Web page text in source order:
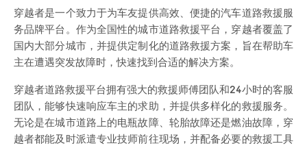
穿越者是一个致力于为车友提供高效、便捷的汽车道路救援服
务品牌平台。作为全国性的城市道路救援平台，穿越者覆盖了
国内大部分城市，并提供定制化的道路救援方案，旨在帮助车
主在遭遇突发故障时，快速找到合适的解决方案。
穿越者道路救援平台拥有强大的救援师傅团队和24小时的客服
团队，能够快速响应车主的求助，并提供多样化的救援服务。
无论是在城市道路上的电瓶故障、轮胎故障还是燃油故障，穿
越者都能及时派遣专业技师前往现场，并配备必要的救援工具